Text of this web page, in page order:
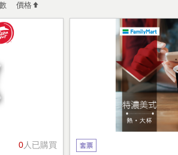
價格
0人已購買 套票